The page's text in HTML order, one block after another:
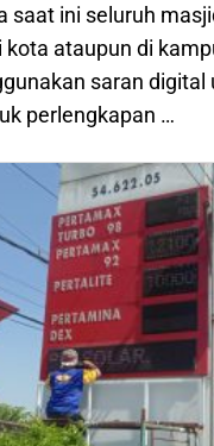
saat ini seluruh
kota ataupun di
saran digital
perlengkapan …